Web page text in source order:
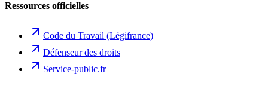
Ressources officielles
Code du Travail (Légifrance)
Défenseur des droits
Service-public.fr